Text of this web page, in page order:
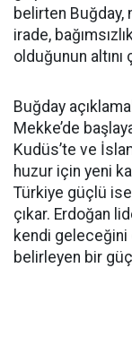
belirten
irade,
olduğunun altını
Buğday
Mekke’de
Kudüs’te ve
huzur için yeni
Türkiye güçlü
çıkar. Erdoğan
kendi
belirleyen bir